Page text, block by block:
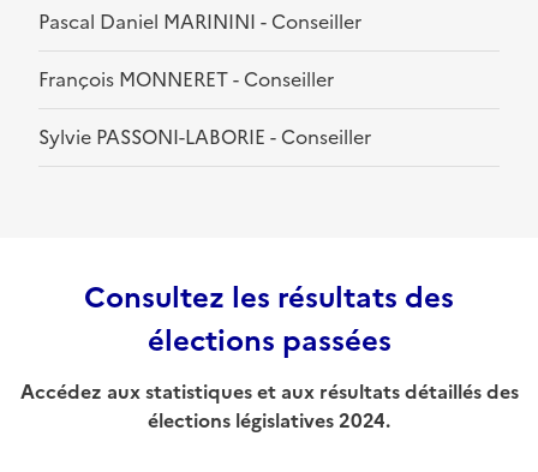
Pascal Daniel MARININI - Conseiller
François MONNERET - Conseiller
Sylvie PASSONI-LABORIE - Conseiller
Consultez les résultats des
élections passées
Accédez aux statistiques et aux résultats détaillés des
élections législatives 2024.